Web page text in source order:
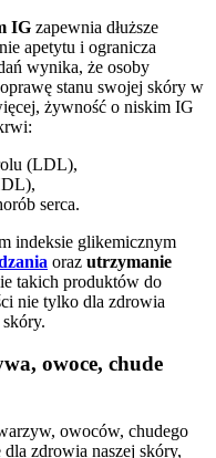
IG zapewnia dłuższe
apetytu i ogranicza
wynika, że osoby
stanu swojej skóry w
żywność o niskim IG
(LDL),
serca.
indeksie glikemicznym
oraz utrzymanie
takich produktów do
nie tylko dla zdrowia
owoce, chude
owoców, chudego
zdrowia naszej skóry,